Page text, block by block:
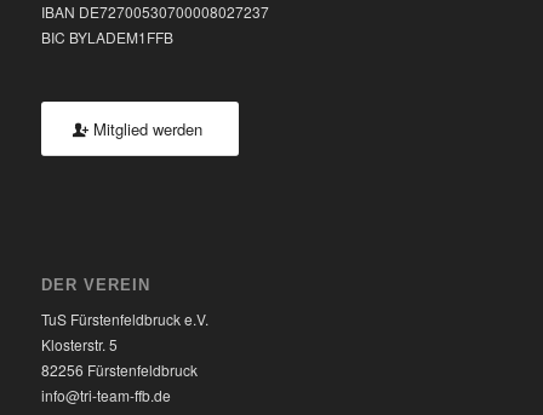
IBAN DE72700530700008027237
BIC BYLADEM1FFB
Mitglied werden
DER VEREIN
TuS Fürstenfeldbruck e.V.
Klosterstr. 5
82256 Fürstenfeldbruck
info@tri-team-ffb.de